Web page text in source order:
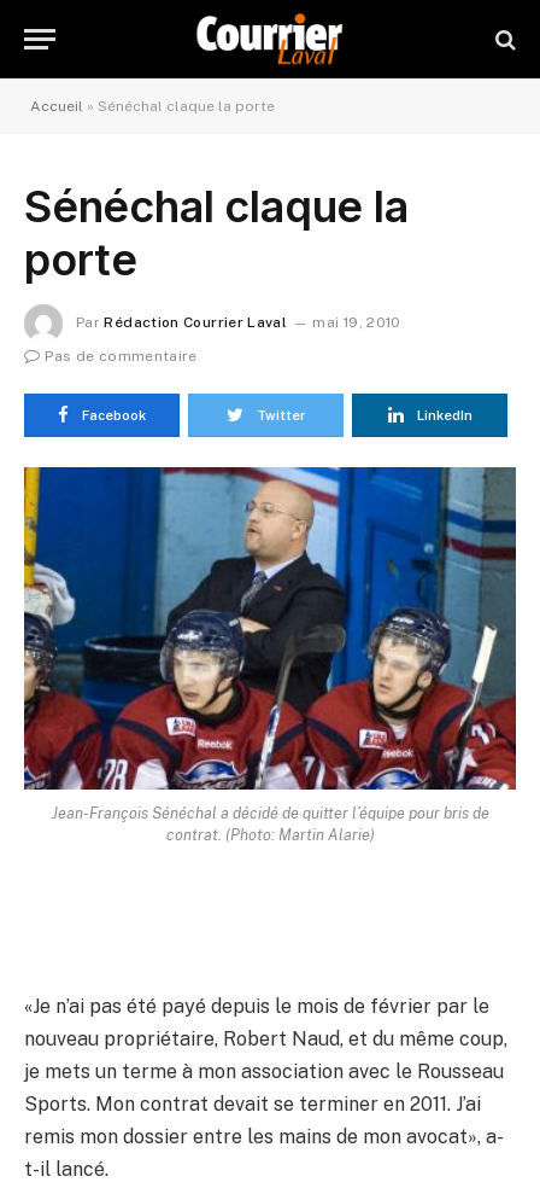
Accueil » Sénéchal claque la porte
Sénéchal claque la
porte
Par Rédaction Courrier Laval
mai 19, 2010
Pas de commentaire
Facebook Twitter LinkedIn
Jean-François Sénéchal a décidé de quitter l’équipe pour bris de
contrat. (Photo: Martin Alarie)
«Je n’ai pas été payé depuis le mois de février par le
nouveau propriétaire, Robert Naud, et du même coup,
je mets un terme à mon association avec le Rousseau
Sports. Mon contrat devait se terminer en 2011. J’ai
remis mon dossier entre les mains de mon avocat», a-
t-il lancé.